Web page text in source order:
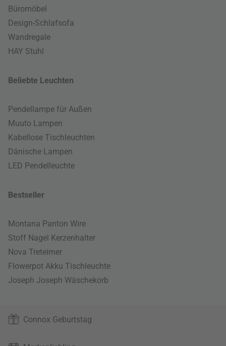
Büromöbel
Design-Schlafsofa
Wandregale
HAY Stuhl
Beliebte Leuchten
Pendellampe für Außen
Muuto Lampen
Kabellose Tischleuchten
Dänische Lampen
LED Pendelleuchte
Bestseller
Montana Panton Wire
Stoff Nagel Kerzenhalter
Nova Treteimer
Flowerpot Akku Tischleuchte
Joseph Joseph Wäschekorb
Connox Geburtstag